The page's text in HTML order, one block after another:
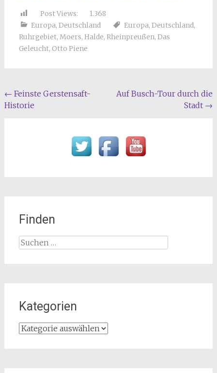
Post Views:
1.368
Europa, Deutschland Europa, Deutschland,
Ruhrgebiet, Moers, Halde, Rheinpreußen, Das
Geleucht, Otto Piene
Beitragsnavigation
← Feinste Gerstensaft-
Historie
Auf Busch-Tour durch die
Stadt →
Finden
Suchen
Kategorien
Kategorien